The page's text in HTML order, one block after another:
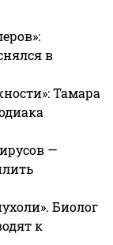
в
Тамара
—
Биолог
к